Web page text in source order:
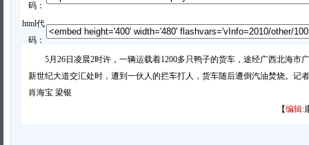
码：
html代
码：
5月26日凌晨2时许，一辆运载着1200多只鸭子的货车，途经广西北海市
新世纪大道交汇处时，遭到一伙人的拦车打人，货车随后遭倒汽油焚烧。记
肖海宝 梁银
【编辑: